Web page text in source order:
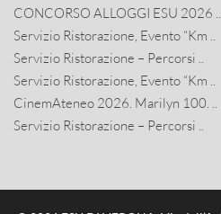
CONCORSO ALLOGGI ESU 2026 ..
Servizio Ristorazione, Evento “Km ..
Servizio Ristorazione – Percorsi ..
Servizio Ristorazione, Evento “Km ..
CinemAteneo 2026. Marilyn 100. ..
Servizio Ristorazione – Percorsi ..